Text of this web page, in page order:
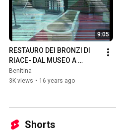
9:05
RESTAURO DEI BRONZI DI
RIACE- DAL MUSEO A
PALAZZO CAMPANELLA
Benitina
3K views • 16 years ago
Shorts